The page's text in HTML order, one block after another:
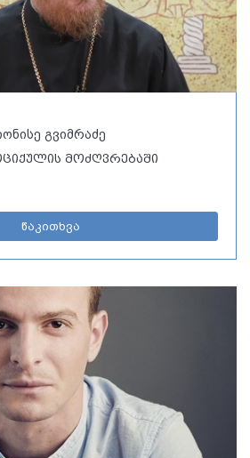
გვიმრაძე
მოძღვრებაში
წაკითხვა